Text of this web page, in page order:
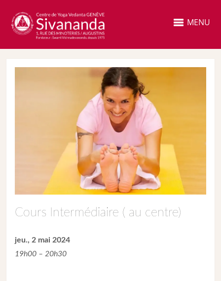
MENU
Cours Intermédiaire ( au centre)
jeu., 2 mai 2024
19h00 – 20h30